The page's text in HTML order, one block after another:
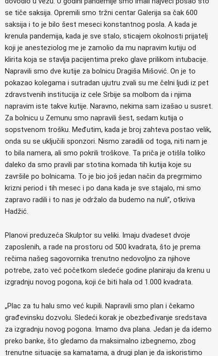
se tiče saksija. Opremili smo tržni centar Galerija sa čak 600
saksija i to je bilo šest meseci konstantnog posla. A kada je
krenula pandemija, kada je sve stalo, sticajem okolnosti prijatelj
koji je anesteziolog me je zamolio da mu napravim kutiju od
klirita koja se stavlja pacijentima preko glave prilikom intubacije.
Napravili smo dve kutije za bolnicu Dragiša Mišović. On je to
pokazao kolegama i sutradan ujutru zvali su me čelni ljudi iz pet
zdravstvenih institucija iz cele Srbije sa molbom da i njima
napravim iste takve kutije. Naravno, nekima sam izašao u susret.
Za bolnicu u Zemunu smo napravili šest, sedam kutija o
sopstvenom trošku. Međutim, kada je broj zahteva postao velik,
onda su se uključili sponzori. Nismo zaradili od toga, niti nam je
to bila namera, ali smo pokrili troškove. Ta priča je otišla toliko
daleko da smo pravili par stotina komada tih kutija koje su
završile po bolnicama. To je bio još jedan način da pregrmimo
krizni period i tih mesec i po dana kada je sve stajalo, mi smo
zapravo radili i to nas je održalo da budemo na nuli”, otkriva
Hadžić.
Planovi preduzeća Skulptor su veliki. Imaju dvadeset dvoje
zaposlenih, a rade na prostoru od 500 kvadrata, što je prema
rečima našeg sagovornika trenutno nedovoljno za njihove
potrebe, zato već početkom sledeće godine planiraju da krenu u
izgradnju novog pogona, koji će biti hala od 1.000 kvadrata.
„Plac za tu halu smo već kupili. Napravili smo plan i čekamo
građevinsku dozvolu. Sledeći korak je obezbeđivanje sredstava
za izgradnju novog pogona. Imamo dva plana. Jedan je da idemo
preko banke, što gledamo da maksimalno izbegnemo, zbog
trenutne situacije sa kamatama, a drugi plan je da iskoristimo